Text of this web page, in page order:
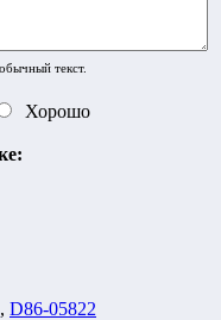
текст.
Хорошо
, D86-05822